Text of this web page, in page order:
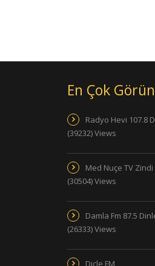
En Çok
Radyo Hevi 107.8
(39232) Views
Med Nuçe TV Zindi
(30504) Views
Damla Fm 87.5
(26333) Views